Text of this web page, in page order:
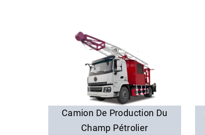
Camion De Production Du
Champ Pétrolier